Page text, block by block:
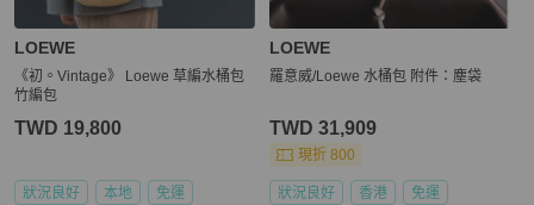
LOEWE
《初。Vintage》 Loewe 草編水桶包
竹編包
TWD 19,800
狀況良好 本地 免運
LOEWE
羅意威/Loewe 水桶包 附件：塵袋
TWD 31,909
現折 800
狀況良好 香港 免運